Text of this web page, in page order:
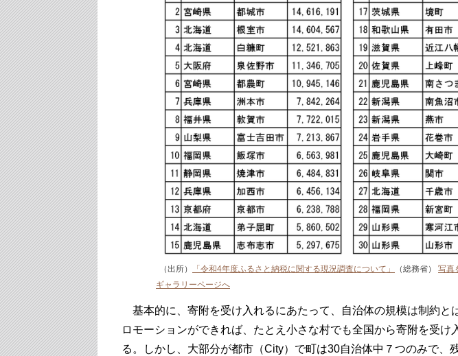
（出所） 「令和4年度ふるさと納税に関する現況調査について」 （総務省） 写真
ギャラリーページへ
基本的に、寄附を受け入れるにあたって、自治体の規模は制約と
ロモーションができれば、たとえ小さな村でも全国から寄附を受け
る。しかし、大部分が都市（City）で町は30自治体中７つのみで、